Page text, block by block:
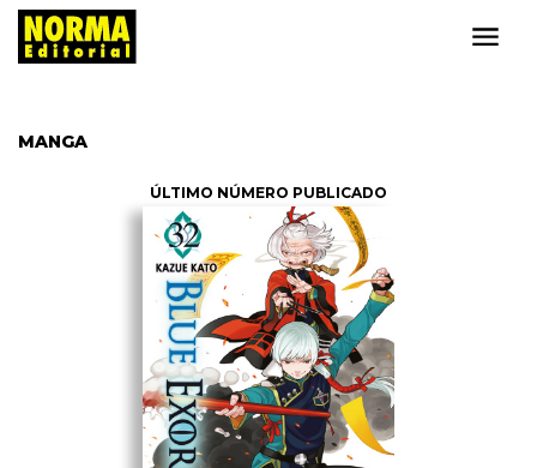
MANGA
ÚLTIMO NÚMERO PUBLICADO